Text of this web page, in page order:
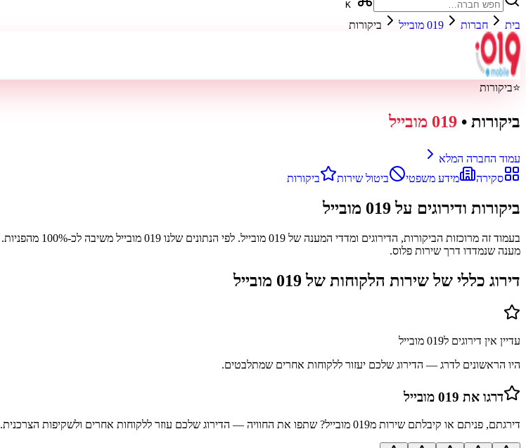
בית חברות 019 מובייל ביקורות
⭐ביקורות
ביקורות • 019 מובייל
עמוד החברה המלא
סקירה
מידע משפטי ביטול שירות ביקורות
ביקורות ודירוגים על019 מובייל
מענה שנמדדו דרך שירות פלוס.
דירוג כללי של שירות הלקוחות של019 מובייל
עדיין אין דירוגים ל019 מובייל
היו הראשונים לדרג — הדירוג שלכם יעזור ללקוחות אחרים שמתלבטים.
דרגו את 019 מובייל
דירגתם, פניתם או קיבלתם שירות מ019 מובייל ? שתפו את החוויה — הדירוג שלכם עוזר ללקוחות אחרים ולשקיפות הצרכנית.